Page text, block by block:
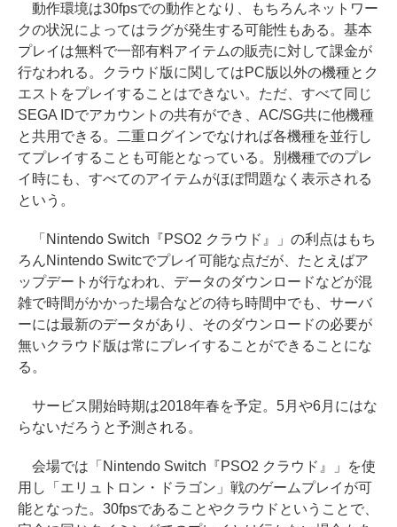
動作環境は30fpsでの動作となり、もちろんネットワー
クの状況によってはラグが発生する可能性もある。基本
プレイは無料で一部有料アイテムの販売に対して課金が
行なわれる。クラウド版に関してはPC版以外の機種とク
エストをプレイすることはできない。ただ、すべて同じ
SEGA IDでアカウントの共有ができ、AC/SG共に他機種
と共用できる。二重ログインでなければ各機種を並行し
てプレイすることも可能となっている。別機種でのプレ
イ時にも、すべてのアイテムがほぼ問題なく表示される
という。
「Nintendo Switch『PSO2 クラウド』」の利点はもち
ろんNintendo Switcでプレイ可能な点だが、たとえばア
ップデートが行なわれ、データのダウンロードなどが混
雑で時間がかかった場合などの待ち時間中でも、サーバ
ーには最新のデータがあり、そのダウンロードの必要が
無いクラウド版は常にプレイすることができることにな
る。
サービス開始時期は2018年春を予定。5月や6月にはな
らないだろうと予測される。
会場では「Nintendo Switch『PSO2 クラウド』」を使
用し「エリュトロン・ドラゴン」戦のゲームプレイが可
能となった。30fpsであることやクラウドということで、